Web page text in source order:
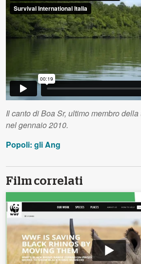
Il canto di Boa Sr, ultimo membro
nel gennaio 2010.
Popoli: gli Ang
Film correlati